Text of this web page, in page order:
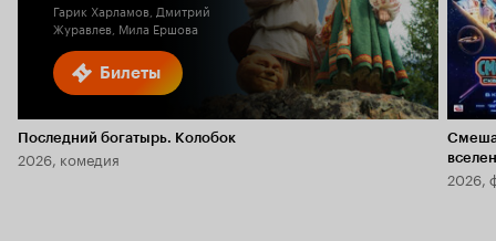
Билеты
Гарик Харламов, Дмитрий
Журавлев, Мила Ершова
Последний богатырь. Колобок
2026, комедия
2026,